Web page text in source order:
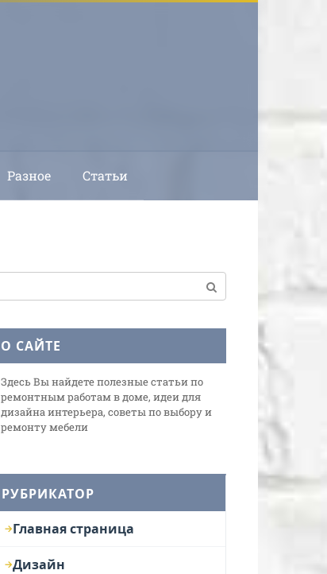
Разное Статьи
О САЙТЕ
Здесь Вы найдете полезные статьи по
ремонтным работам в доме, идеи для
дизайна интерьера, советы по выбору и
ремонту мебели
РУБРИКАТОР
Главная страница
Дизайн